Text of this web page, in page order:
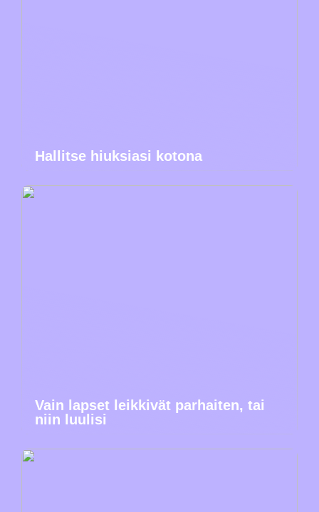
Hallitse hiuksiasi kotona
Vain lapset leikkivät parhaiten, tai
niin luulisi